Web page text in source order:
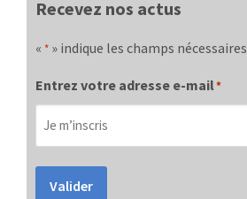
Recevez nos actus
« * » indique les champs nécessaires
Entrez votre adresse e-mail*
Valider